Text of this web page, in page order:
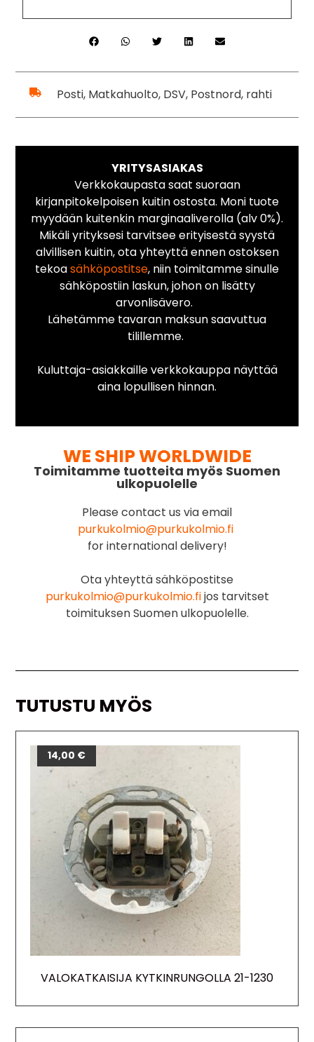
Posti, Matkahuolto, DSV, Postnord, rahti
YRITYSASIAKAS
Verkkokaupasta saat suoraan
kirjanpitokelpoisen kuitin ostosta. Moni tuote
myydään kuitenkin marginaaliverolla (alv 0%).
Mikäli yrityksesi tarvitsee erityisestä syystä
alvillisen kuitin, ota yhteyttä ennen ostoksen
tekoasähköpostitse, niin toimitamme sinulle
sähköpostiin laskun, johon on lisätty
arvonlisävero.
Lähetämme tavaran maksun saavuttua
tilillemme.
Kuluttaja-asiakkaille verkkokauppa näyttää
aina lopullisen hinnan.
WE SHIP WORLDWIDE
Toimitamme tuotteita myös Suomen
ulkopuolelle
Please contact us via email
purkukolmio@purkukolmio.fi
for international delivery!
Ota yhteyttä sähköpostitse
purkukolmio@purkukolmio.fijos tarvitset
toimituksen Suomen ulkopuolelle.
TUTUSTU MYÖS
VALOKATKAISIJA KYTKINRUNGOLLA 21-1230
14,00 €